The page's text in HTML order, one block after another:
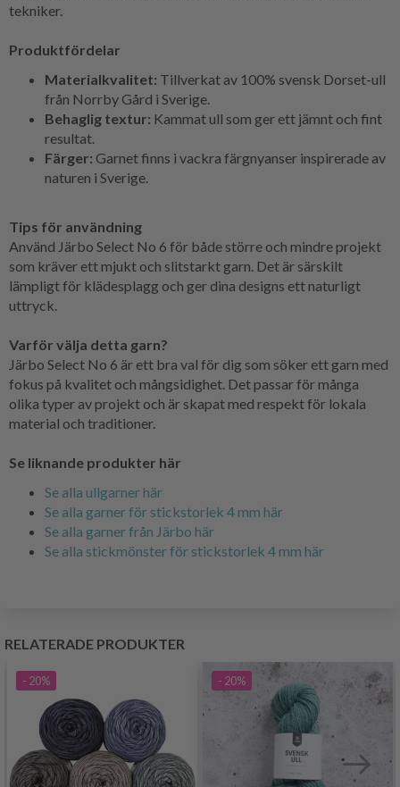
tekniker.
Produktfördelar
Materialkvalitet: Tillverkat av 100% svensk Dorset-ull
från Norrby Gård i Sverige.
Behaglig textur: Kammat ull som ger ett jämnt och fint
resultat.
Färger: Garnet finns i vackra färgnyanser inspirerade av
naturen i Sverige.
Tips för användning
Använd Järbo Select No 6 för både större och mindre projekt
som kräver ett mjukt och slitstarkt garn. Det är särskilt
lämpligt för klädesplagg och ger dina designs ett naturligt
uttryck.
Varför välja detta garn?
Järbo Select No 6 är ett bra val för dig som söker ett garn med
fokus på kvalitet och mångsidighet. Det passar för många
olika typer av projekt och är skapat med respekt för lokala
material och traditioner.
Se liknande produkter här
Se alla ullgarner här
Se alla garner för stickstorlek 4 mm här
Se alla garner från Järbo här
Se alla stickmönster för stickstorlek 4 mm här
RELATERADE PRODUKTER
- 20% - 20%